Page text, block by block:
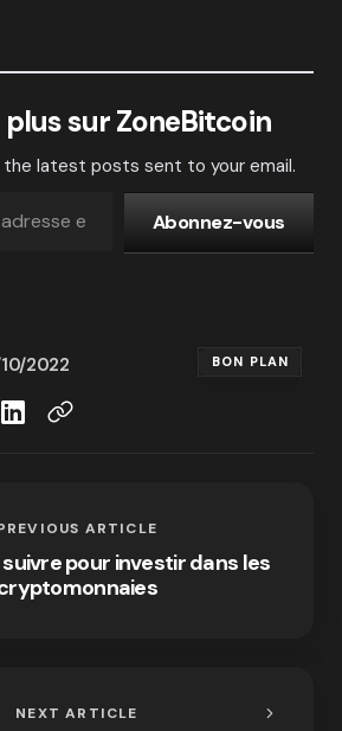
plus sur ZoneBitcoin
latest posts sent to your email.
Abonnez-vous
2022 BON PLAN
ARTICLE
pour investir dans les
NEXT ARTICLE